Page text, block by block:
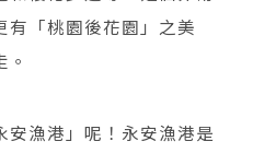
有「桃園後花園」之美
安漁港」呢！永安漁港是